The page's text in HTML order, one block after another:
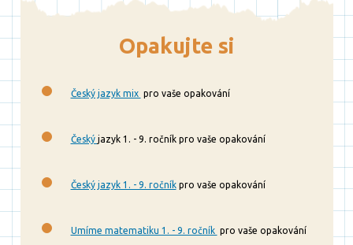
Opakujte si
Český jazyk mix pro vaše opakování
Český jazyk 1. - 9. ročník pro vaše opakování
Český jazyk 1. - 9. ročníkpro vaše opakování
Umíme matematiku 1. - 9. ročník pro vaše opakování